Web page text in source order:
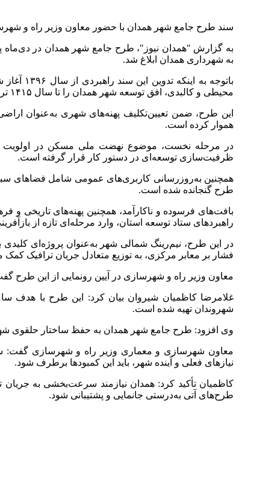
سند طرح جامع شهر همدان با حضور معاون‌ وزیر راه و
به گزارش "همدان نیوز"، طرح جامع شهر همدان در
به شهرداری همدان ابلاغ شد.
محیطی و کالبدی، افق توسعه شهر همدان را تا سال ۱۴۱۵ ترسیم کرده است.
این طرح، ضمن تعیین‌تکلیف پهنه‌های شهری به‌عنوان
هموار کرده است.
در مرحله نخست، موضوع نهضت ملی مسکن در اولویت
ظرفیت‌سازی توسعه‌ای در دستور کار قرار گرفته است.
همچنین به‌روزرسانی کاربری‌های عمومی شامل فضاهای
طرح گنجانده شده است.
بافت‌های فرسوده و ناکارآمد، همچنین پهنه‌های تاریخی و
راهبردهای ستاد توسعه استان، وارد مرحله‌ای تازه از
در این طرح، نیم‌رینگ شمالی شهر به‌عنوان پروژه‌ای
فشار بر معابر مرکزی، به توزیع متعادل جریان ترافیک کمک
معاون وزیر راه و شهرسازی در آیین رونمایی از این
غلامرضا کاظمیان شیروان بیان کرد: این طرح با هدف
شهروندان تهیه شده است.
وی افزود: طرح جامع شهر همدان به حفظ ساختار حلقوی
معاون شهرسازی و معماری وزیر راه و شهرسازی گفت:
نیازهای فعلی و آینده شهر، باید این کمبودها برطرف شود.
کاظمیان تأکید کرد: همدان نیازمند سرعت‌بخشی به
طرح‌های آتی به‌درستی جانمایی و پشتیبانی شود.